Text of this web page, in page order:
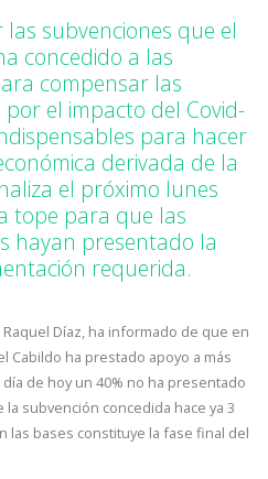
subvenciones que el
concedido a las
compensar las
el impacto del Covid-
para hacer
derivada de la
el próximo lunes
tope para que las
hayan presentado la
requerida.
Díaz, ha informado de que en
Cabildo ha prestado apoyo a más
de hoy un 40% no ha presentado
subvención concedida hace ya 3
las bases constituye la fase final del